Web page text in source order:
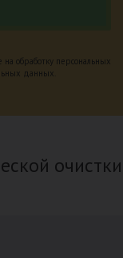
обработку персональных
данных.
очистки